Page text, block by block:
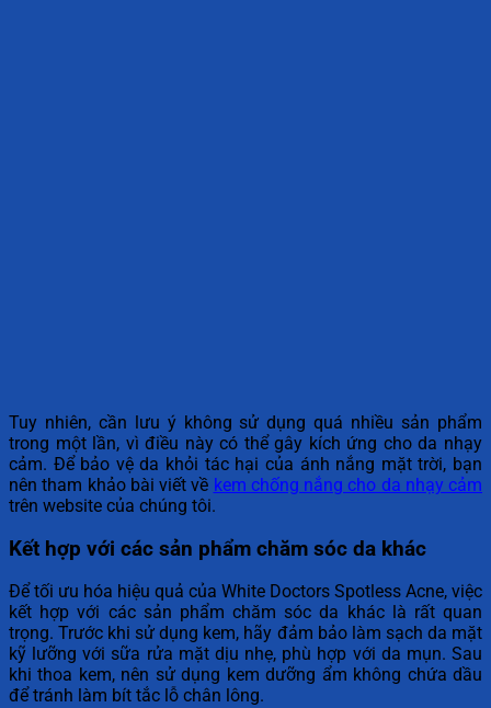
Tuy nhiên, cần lưu ý không sử dụng quá nhiều sản phẩm
trong một lần, vì điều này có thể gây kích ứng cho da nhạy
cảm. Để bảo vệ da khỏi tác hại của ánh nắng mặt trời, bạn
nên tham khảo bài viết về kem chống nắng cho da nhạy cảm
trên website của chúng tôi.
Kết hợp với các sản phẩm chăm sóc da khác
Để tối ưu hóa hiệu quả của White Doctors Spotless Acne, việc
kết hợp với các sản phẩm chăm sóc da khác là rất quan
trọng. Trước khi sử dụng kem, hãy đảm bảo làm sạch da mặt
kỹ lưỡng với sữa rửa mặt dịu nhẹ, phù hợp với da mụn. Sau
khi thoa kem, nên sử dụng kem dưỡng ẩm không chứa dầu
để tránh làm bít tắc lỗ chân lông.